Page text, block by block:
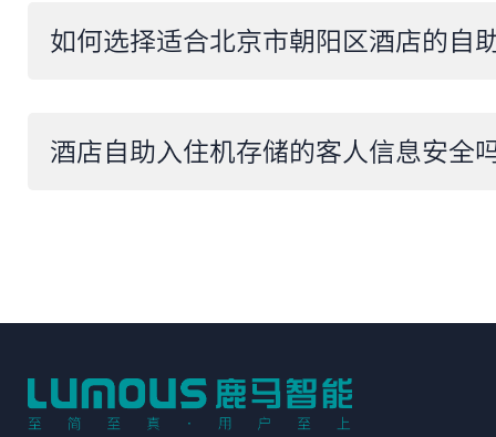
如何选择适合北京市朝阳区酒店的自